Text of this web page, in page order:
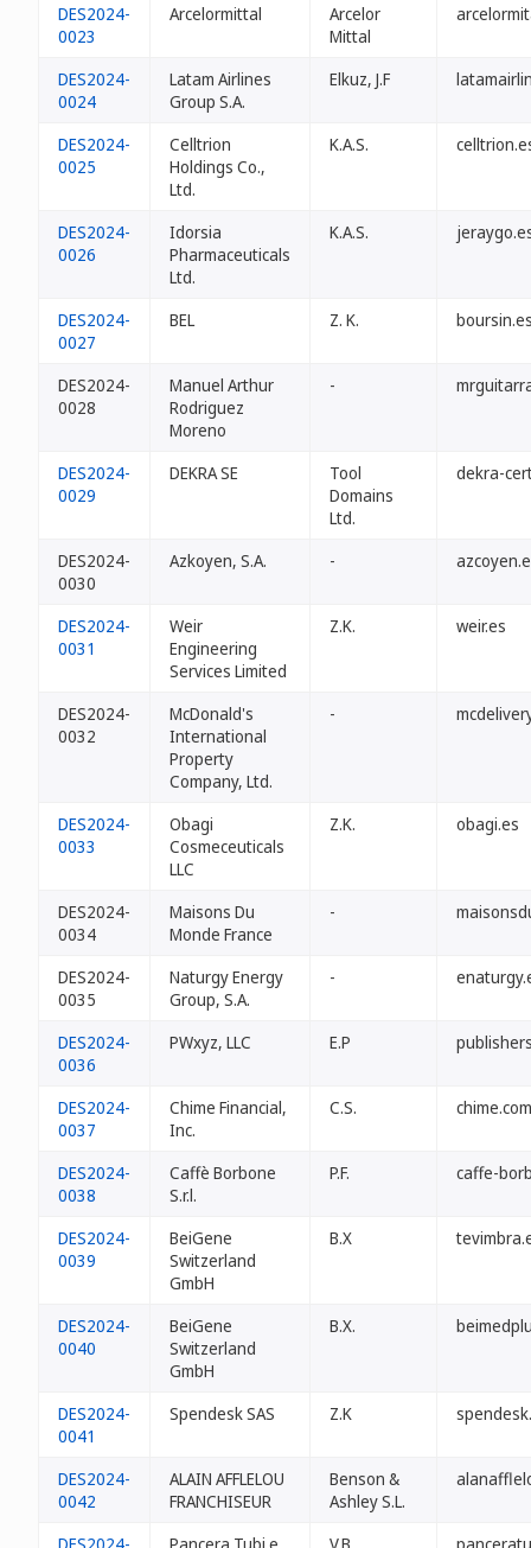
DES2024-
0023
Arcelormittal
Arcelor
Mittal
DES2024-
0024
Latam Airlines
Group S.A.
Elkuz, J.F
DES2024-
0025
Celltrion
Holdings Co.,
Ltd.
K.A.S.
DES2024-
0026
Idorsia
Pharmaceuticals
Ltd.
K.A.S.
DES2024-
0027
BEL Z. K.
DES2024-
0028
Manuel Arthur
Rodriguez
Moreno
-
DES2024-
0029
DEKRA SE
Tool
Domains
Ltd.
dekra-
DES2024-
0030
Azkoyen, S.A. -
DES2024-
0031
Weir
Engineering
Services Limited
Z.K. weir.es
DES2024-
0032
McDonald's
International
Property
Company, Ltd.
-
DES2024-
0033
Obagi
Cosmeceuticals
LLC
Z.K. obagi.es
DES2024-
0034
Maisons Du
Monde France
-
DES2024-
0035
Naturgy Energy
Group, S.A.
-
DES2024-
0036
PWxyz, LLC E.P
DES2024-
0037
Chime Financial,
Inc.
C.S.
DES2024-
0038
Caffè Borbone
S.r.l.
P.F. caffe-
DES2024-
0039
BeiGene
Switzerland
GmbH
B.X
DES2024-
0040
BeiGene
Switzerland
GmbH
B.X.
DES2024-
0041
Spendesk SAS Z.K
DES2024-
0042
ALAIN AFFLELOU
FRANCHISEUR
Benson &
Ashley S.L.